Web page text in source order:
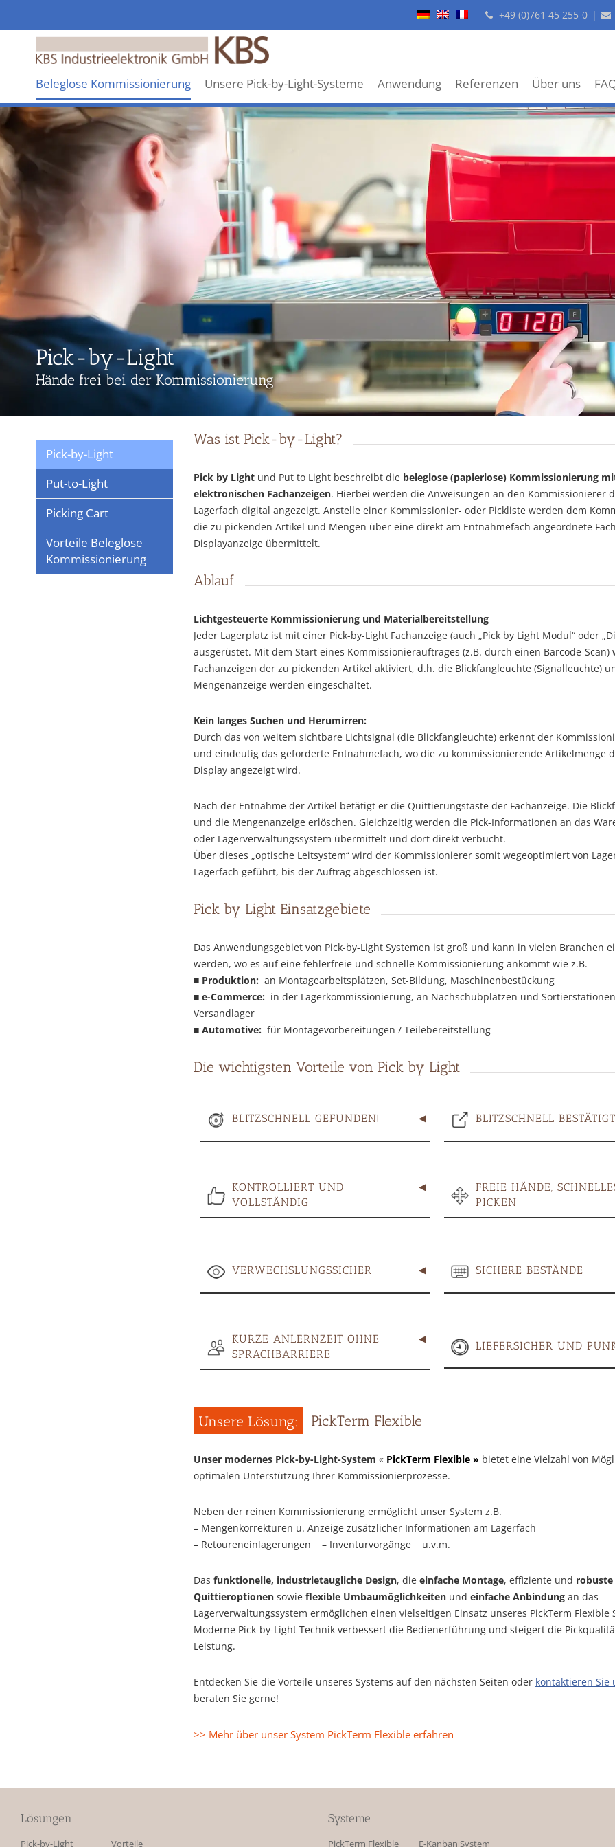
+49 (0)761 45 255-0 |
Industrieelektronik
GmbH
Beleglose Kommissionierung Unsere Pick-by-Light-Systeme Anwendung Referenzen Über uns
Pick-by-Light
Hände frei bei der Kommissionierung
Pick-by-Light
Put-to-Light
Picking Cart
Vorteile Beleglose
Kommissionierung
Was ist Pick-by-Light?
Pick by Light und Put to Light beschreibt die beleglose (papierlose) Kommissionierung
elektronischen Fachanzeigen. Hierbei werden die Anweisungen an den Kommissionierer
Lagerfach digital angezeigt. Anstelle einer Kommissionier- oder Pickliste werden dem
die zu pickenden Artikel und Mengen über eine direkt am Entnahmefach angeordnete
Displayanzeige übermittelt.
Ablauf
Lichtgesteuerte Kommissionierung und Materialbereitstellung
Jeder Lagerplatz ist mit einer Pick-by-Light Fachanzeige (auch „Pick by Light Modul“ oder
ausgerüstet. Mit dem Start eines Kommissionierauftrages (z.B. durch einen Barcode-Scan)
Fachanzeigen der zu pickenden Artikel aktiviert, d.h. die Blickfangleuchte (Signalleuchte)
Mengenanzeige werden eingeschaltet.
Kein langes Suchen und Herumirren:
Durch das von weitem sichtbare Lichtsignal (die Blickfangleuchte) erkennt der
und eindeutig das geforderte Entnahmefach, wo die zu kommissionierende Artikelmenge
Display angezeigt wird.
Nach der Entnahme der Artikel betätigt er die Quittierungstaste der Fachanzeige. Die
und die Mengenanzeige erlöschen. Gleichzeitig werden die Pick-Informationen an das
oder Lagerverwaltungssystem übermittelt und dort direkt verbucht.
Über dieses „optische Leitsystem“ wird der Kommissionierer somit wegeoptimiert von
Lagerfach geführt, bis der Auftrag abgeschlossen ist.
Pick by Light Einsatzgebiete
Das Anwendungsgebiet von Pick-by-Light Systemen ist groß und kann in vielen Branchen
werden, wo es auf eine fehlerfreie und schnelle Kommissionierung ankommt wie z.B.
■ Produktion: an Montagearbeitsplätzen, Set-Bildung, Maschinenbestückung
■ e-Commerce: in der Lagerkommissionierung, an Nachschubplätzen und
Versandlager
■ Automotive: für Montagevorbereitungen / Teilebereitstellung
Die wichtigsten Vorteile von Pick by Light
BLITZSCHNELL GEFUNDEN! BLITZSCHNELL BESTÄTIGT
KONTROLLIERT UND
VOLLSTÄNDIG
FREIE HÄNDE,
PICKEN
VERWECHSLUNGSSICHER SICHERE BESTÄNDE
KURZE ANLERNZEIT OHNE
SPRACHBARRIERE
LIEFERSICHER UND
Unsere Lösung: PickTerm Flexible
Unser modernes Pick-by-Light-System « PickTerm Flexible » bietet eine Vielzahl von
optimalen Unterstützung Ihrer Kommissionierprozesse.
Neben der reinen Kommissionierung ermöglicht unser System z.B.
– Mengenkorrekturen u. Anzeige zusätzlicher Informationen am Lagerfach
– Retoureneinlagerungen – Inventurvorgänge u.v.m.
Das funktionelle, industrietaugliche Design, die einfache Montage, effiziente und robuste
Quittieroptionen sowie flexible Umbaumöglichkeiten und einfache Anbindung an das
Lagerverwaltungssystem ermöglichen einen vielseitigen Einsatz unseres PickTerm Flexible
Moderne Pick-by-Light Technik verbessert die Bedienerführung und steigert die
Leistung.
Entdecken Sie die Vorteile unseres Systems auf den nächsten Seiten oder kontaktieren Sie
beraten Sie gerne!
>> Mehr über unser System PickTerm Flexible erfahren
Lösungen
Pick-by-Light Vorteile
Systeme
PickTerm Flexible E-Kanban System